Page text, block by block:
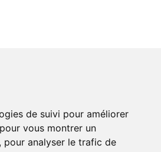
de suivi pour améliorer
vous montrer un
pour analyser le trafic de